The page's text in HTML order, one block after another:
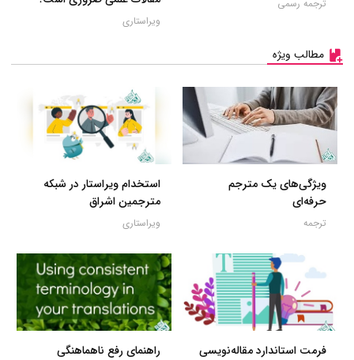
ترجمه رسمی
ویراستاری
مطالب ویژه
ویژگی‌های یک مترجم
حرفه‌ای
ترجمه
استخدام ویراستار در شبکه
مترجمین اشراق
ویراستاری
فرمت استاندارد مقاله‌نویسی
راهنمای رفع ناهماهنگی